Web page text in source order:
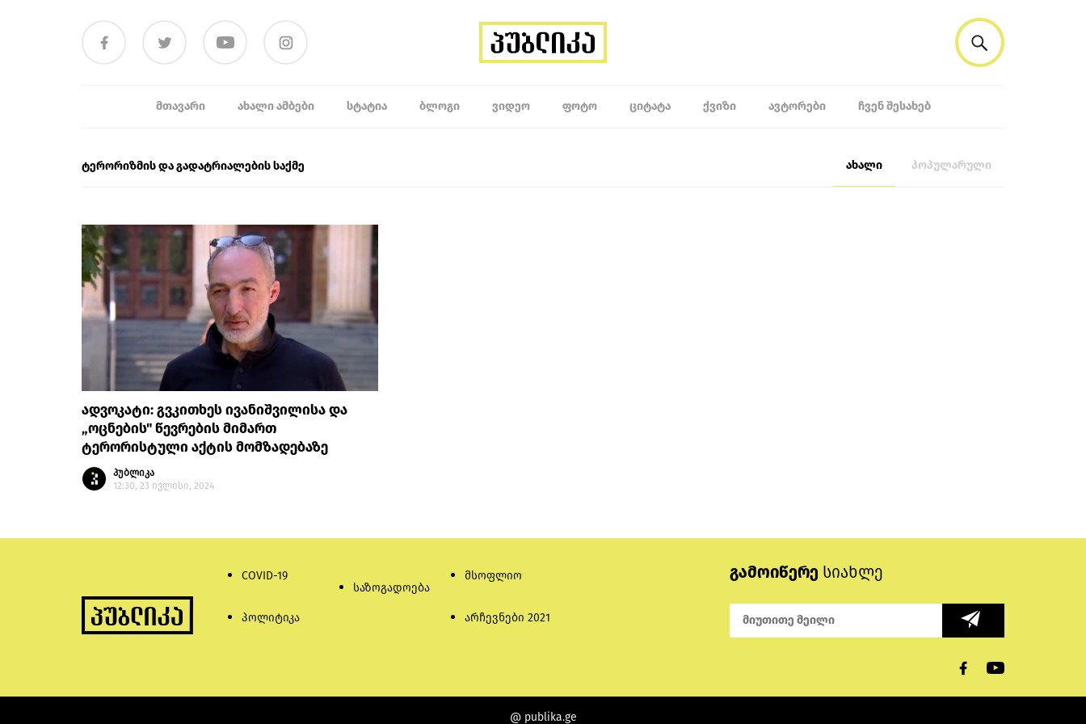
ᲛᲗᲐᲕᲐᲠᲘ ᲐᲮᲐᲚᲘ ᲐᲛᲑᲔᲑᲘ ᲡᲢᲐᲢᲘᲐ ᲑᲚᲝᲒᲘ ᲕᲘᲓᲔᲝ ᲤᲝᲢᲝ ᲪᲘᲢᲐᲢᲐ ᲥᲕᲘᲖᲘ ᲐᲕᲢᲝᲠᲔᲑᲘ ᲩᲕᲔᲜ ᲨᲔᲡᲐᲮᲔᲑ
ტერორიზმის და გადატრიალების საქმე ახალი პოპულარული
ადვოკატი: გვკითხეს ივანიშვილისა და
„ოცნების" წევრების მიმართ
ტერორისტული აქტის მომზადებაზე
პუბლიკა
12:30, 23 ივლისი, 2024
COVID-19
პოლიტიკა
საზოგადოება
მსოფლიო
არჩევნები 2021
გამოიწერე სიახლე
@ publika.ge